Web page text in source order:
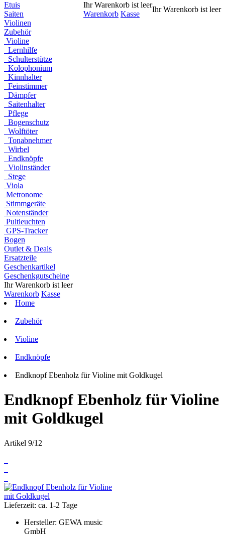
Ihr Warenkorb ist leer
Warenkorb Kasse
Ihr Warenkorb ist leer
Etuis
Saiten
Violinen
Zubehör
Violine
Lernhilfe
Schulterstütze
Kolophonium
Kinnhalter
Feinstimmer
Dämpfer
Saitenhalter
Pflege
Bogenschutz
Wolftöter
Tonabnehmer
Wirbel
Endknöpfe
Violinständer
Stege
Viola
Metronome
Stimmgeräte
Notenständer
Pultleuchten
GPS-Tracker
Bogen
Outlet & Deals
Ersatzteile
Geschenkartikel
Geschenkgutscheine
Ihr Warenkorb ist leer
Warenkorb Kasse
Home
Zubehör
Violine
Endknöpfe
Endknopf Ebenholz für Violine mit Goldkugel
Endknopf Ebenholz für Violine
mit Goldkugel
Artikel 9/12
Lieferzeit: ca. 1-2 Tage
Hersteller: GEWA music
GmbH